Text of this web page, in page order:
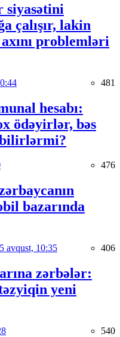
siyasətini
çalışır, lakin
problemləri
481
hesabı:
ödəyirlər, bəs
bilirlərmi?
476
bazarında
avqust, 10:35 406
zərbələr:
yeni
540